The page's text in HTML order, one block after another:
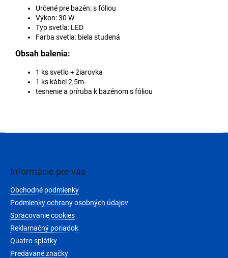
Určené pre bazén: s fóliou
Výkon: 30 W
Typ svetla: LED
Farba svetla: biela studená
Obsah balenia:
1 ks svetlo + žiarovka
1 ks kábel 2,5m
tesnenie a príruba k bazénom s fóliou
Informácie pre vás
Obchodné podmienky
Podmienky ochrany osobných údajov
Spracovanie cookies
Reklamačný poriadok
Quatro splátky
Predávané značky